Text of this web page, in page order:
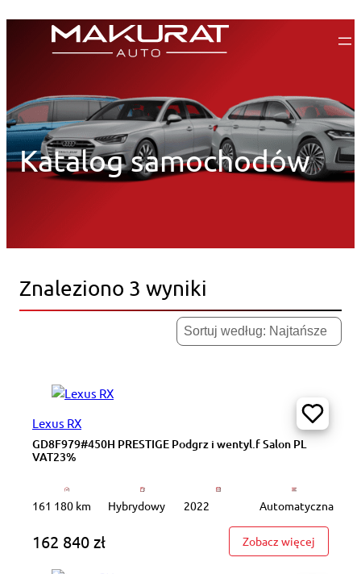
Katalog samochodów
Znaleziono 3 wyniki
Lexus RX
GD8F979#450H PRESTIGE Podgrz i wentyl.f Salon PL
VAT23%
161 180 km Hybrydowy 2022 Automatyczna
162 840 zł Zobacz więcej